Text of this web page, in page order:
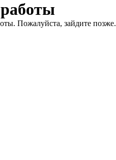
Пожалуйста, зайдите позже.